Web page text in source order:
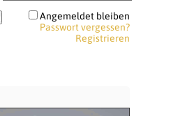
Angemeldet bleiben
Passwort vergessen?
Registrieren